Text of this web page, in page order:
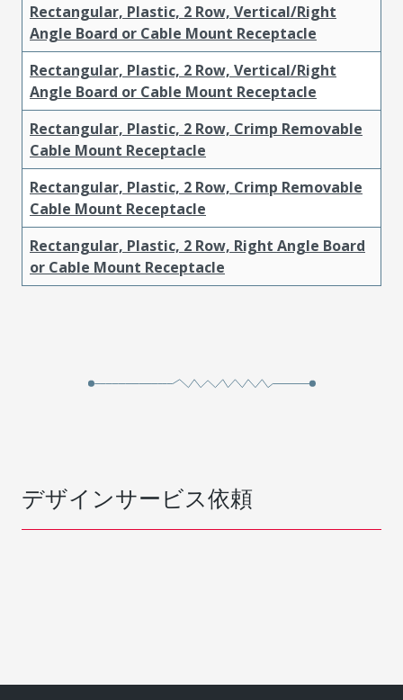
Rectangular, Plastic, 2 Row, Vertical/Right
Angle Board or Cable Mount Receptacle
Rectangular, Plastic, 2 Row, Vertical/Right
Angle Board or Cable Mount Receptacle
Rectangular, Plastic, 2 Row, Crimp Removable
Cable Mount Receptacle
Rectangular, Plastic, 2 Row, Crimp Removable
Cable Mount Receptacle
Rectangular, Plastic, 2 Row, Right Angle Board
or Cable Mount Receptacle
デザインサービス依頼